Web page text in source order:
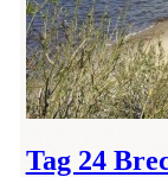
Tag 24